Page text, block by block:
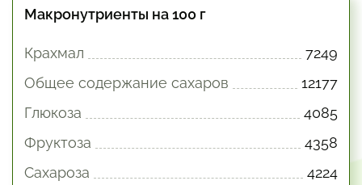
Макронутриенты на 100 г
Крахмал
7249
Общее содержание сахаров
12177
Глюкоза
4085
Фруктоза
4358
Сахароза
4224